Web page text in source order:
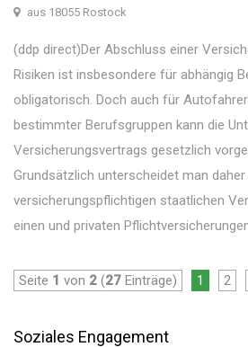
aus 18055 Rostock
(ddp direct)Der Abschluss einer
Risiken ist insbesondere für abhängig
obligatorisch. Doch auch für
bestimmter Berufsgruppen kann die
Versicherungsvertrags gesetzlich
Grundsätzlich unterscheidet man
versicherungspflichtigen staatlichen
einen und privaten
Seite 1 von 2 (27 Einträge) 1 2
Soziales Engagement